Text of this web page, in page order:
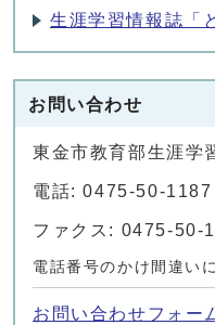
生涯学習情報誌「
お問い合わせ
東金市教育部生涯学
電話: 0475-50-1187
ファクス: 0475-50-
電話番号のかけ間違い
お問い合わせフォー